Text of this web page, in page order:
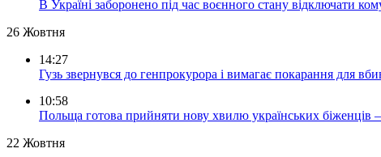
В Україні заборонено під час воєнного стану відключати
26 Жовтня
14:27
Гузь звернувся до генпрокурора і вимагає покарання для
10:58
Польща готова прийняти нову хвилю українських
22 Жовтня